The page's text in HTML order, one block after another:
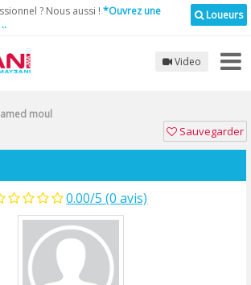
Loueurs
? Nous aussi ! *Ouvrez une
Video
moul
Sauvegarder
0.00/5 (0 avis)